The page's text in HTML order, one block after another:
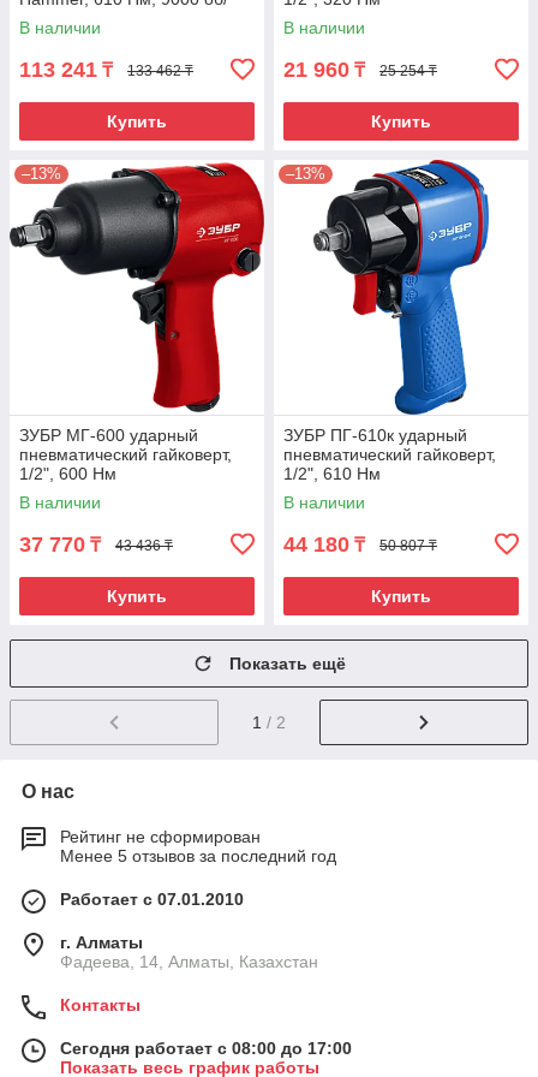
мин, композитный Gross
В наличии
113 241 ₸ 133 462 ₸
Купить
В наличии
21 960 ₸ 25 254 ₸
Купить
–13%
ЗУБР МГ-600 ударный
пневматический гайковерт,
1/2", 600 Нм
В наличии
37 770 ₸ 43 436 ₸
Купить
–13%
ЗУБР ПГ-610к ударный
пневматический гайковерт,
1/2", 610 Нм
В наличии
44 180 ₸ 50 807 ₸
Купить
Показать ещё
1 / 2
О нас
Рейтинг не сформирован
Менее 5 отзывов за последний год
Работает с 07.01.2010
г. Алматы
Фадеева, 14, Алматы, Казахстан
Контакты
Сегодня работает с 08:00 до 17:00
Показать весь график работы